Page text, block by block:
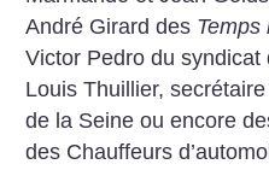
André Girard des Temps
Victor Pedro du
Louis Thuillier,
de la Seine ou encore
des Chauffeurs